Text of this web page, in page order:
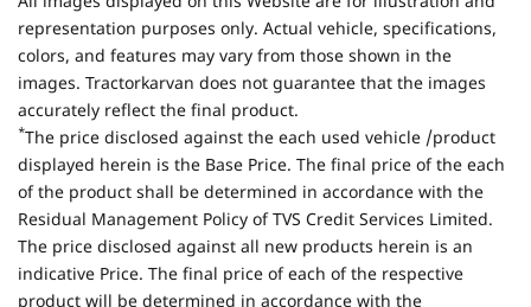
representation purposes only. Actual vehicle, specifications,
colors, and features may vary from those shown in the
images. Tractorkarvan does not guarantee that the images
accurately reflect the final product.
*The price disclosed against the each used vehicle /product
displayed herein is the Base Price. The final price of the each
of the product shall be determined in accordance with the
Residual Management Policy of TVS Credit Services Limited.
The price disclosed against all new products herein is an
indicative Price. The final price of each of the respective
product will be determined in accordance with the